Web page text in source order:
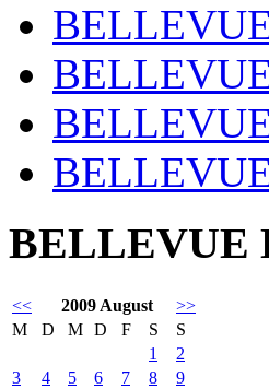
BELLEVUE
<< 2009 August
>>
M
D M D F S
S
1
2
3
4 5 6 7 8
9